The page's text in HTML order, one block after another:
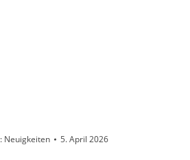
Neuigkeiten 5. April 2026